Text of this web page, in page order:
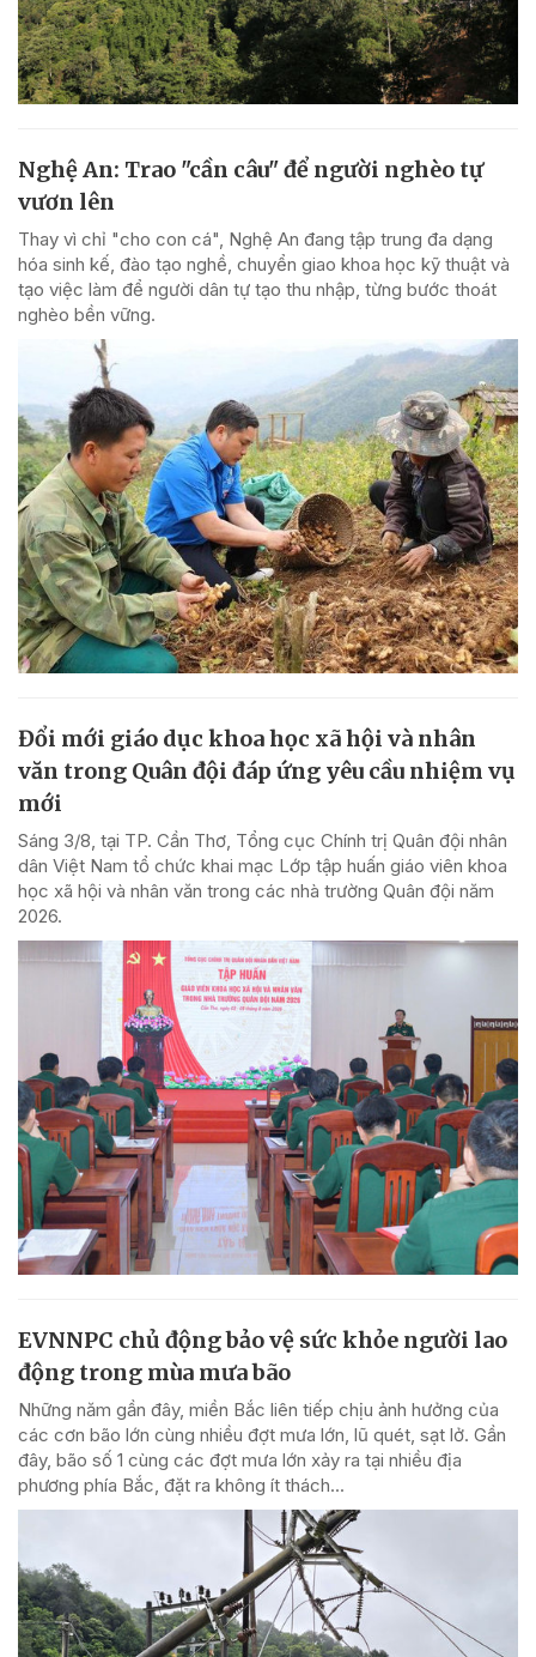
Nghệ An: Trao "cần câu" để người nghèo tự
vươn lên
Thay vì chỉ "cho con cá", Nghệ An đang tập trung đa dạng
hóa sinh kế, đào tạo nghề, chuyển giao khoa học kỹ thuật và
tạo việc làm để người dân tự tạo thu nhập, từng bước thoát
nghèo bền vững.
Đổi mới giáo dục khoa học xã hội và nhân
văn trong Quân đội đáp ứng yêu cầu nhiệm vụ
mới
Sáng 3/8, tại TP. Cần Thơ, Tổng cục Chính trị Quân đội nhân
dân Việt Nam tổ chức khai mạc Lớp tập huấn giáo viên khoa
học xã hội và nhân văn trong các nhà trường Quân đội năm
2026.
EVNNPC chủ động bảo vệ sức khỏe người lao
động trong mùa mưa bão
Những năm gần đây, miền Bắc liên tiếp chịu ảnh hưởng của
các cơn bão lớn cùng nhiều đợt mưa lớn, lũ quét, sạt lở. Gần
đây, bão số 1 cùng các đợt mưa lớn xảy ra tại nhiều địa
phương phía Bắc, đặt ra không ít thách...